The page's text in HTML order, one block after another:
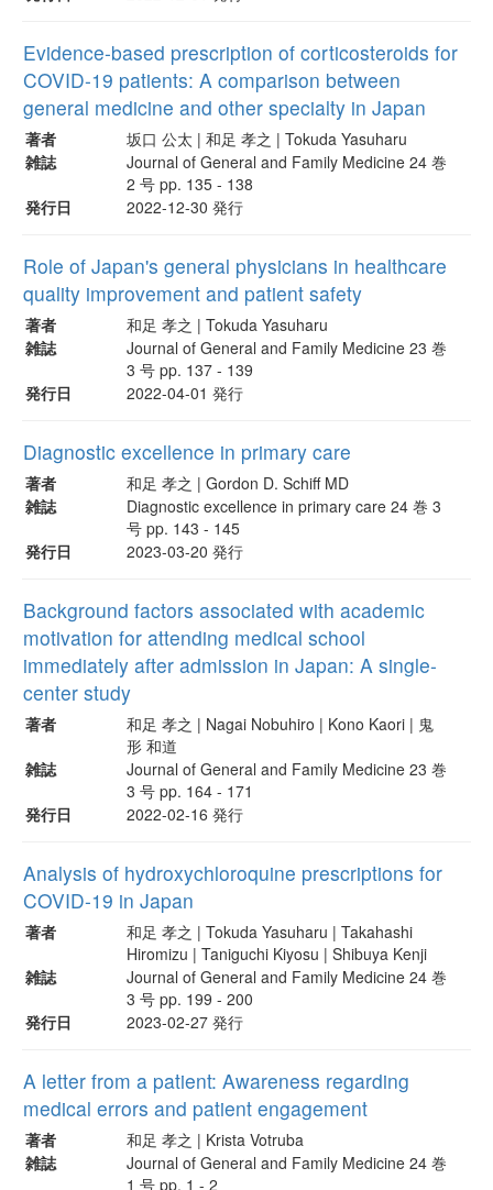
Evidence-based prescription of corticosteroids for
COVID-19 patients: A comparison between
general medicine and other specialty in Japan
著者
坂口 公太 | 和足 孝之 | Tokuda Yasuharu
雑誌
Journal of General and Family Medicine 24 巻
2 号 pp. 135 - 138
発行日
2022-12-30 発行
Role of Japan's general physicians in healthcare
quality improvement and patient safety
著者
和足 孝之 | Tokuda Yasuharu
雑誌
Journal of General and Family Medicine 23 巻
3 号 pp. 137 - 139
発行日
2022-04-01 発行
Diagnostic excellence in primary care
著者
和足 孝之 | Gordon D. Schiff MD
雑誌
Diagnostic excellence in primary care 24 巻 3
号 pp. 143 - 145
発行日
2023-03-20 発行
Background factors associated with academic
motivation for attending medical school
immediately after admission in Japan: A single-
center study
著者
和足 孝之 | Nagai Nobuhiro | Kono Kaori | 鬼
形 和道
雑誌
Journal of General and Family Medicine 23 巻
3 号 pp. 164 - 171
発行日
2022-02-16 発行
Analysis of hydroxychloroquine prescriptions for
COVID-19 in Japan
著者
和足 孝之 | Tokuda Yasuharu | Takahashi
Hiromizu | Taniguchi Kiyosu | Shibuya Kenji
雑誌
Journal of General and Family Medicine 24 巻
3 号 pp. 199 - 200
発行日
2023-02-27 発行
A letter from a patient: Awareness regarding
medical errors and patient engagement
著者
和足 孝之 | Krista Votruba
雑誌
Journal of General and Family Medicine 24 巻
1 号 pp. 1 - 2